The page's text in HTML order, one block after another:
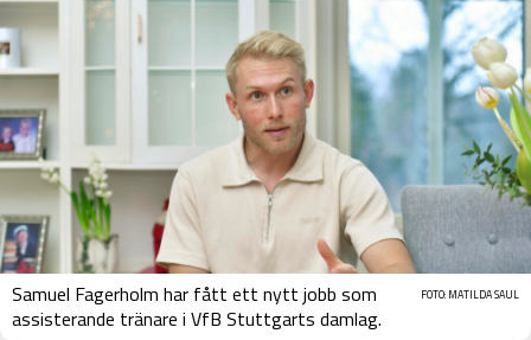
FOTO: MATILDA SAUL
Samuel Fagerholm har fått ett nytt jobb som
assisterande tränare i VfB Stuttgarts damlag.